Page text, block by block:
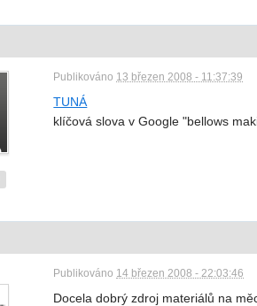
Publikováno 13 březen 2008 - 11:37:39
TUNÁ
klíčová slova v Google "bellows
Publikováno 14 březen 2008 - 22:03:46
Docela dobrý zdroj materiálů na